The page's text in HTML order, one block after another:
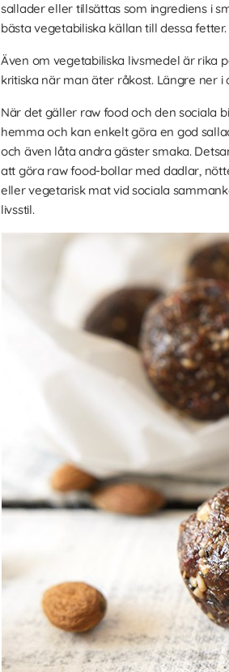
sallader eller tillsättas som ingrediens i
bästa vegetabiliska källan till dessa fetter.
Även om vegetabiliska livsmedel är rika
kritiska när man äter råkost. Längre ner
När det gäller raw food och den sociala
hemma och kan enkelt göra en god
och även låta andra gäster smaka.
att göra raw food-bollar med dadlar,
eller vegetarisk mat vid sociala
livsstil.